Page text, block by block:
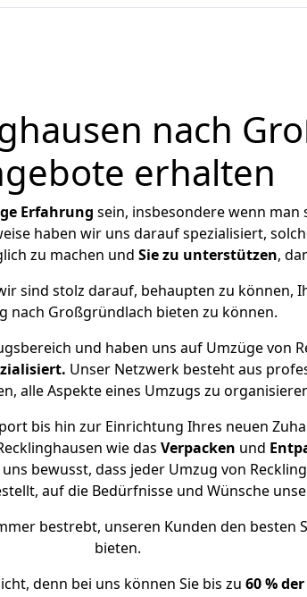
nach
erhalten
Erfahrung sein, insbesondere wenn man
haben wir uns darauf spezialisiert,
zu machen und Sie zu unterstützen,
sind stolz darauf, behaupten zu können,
nach Großgründlach bieten zu können.
und haben uns auf Umzüge von
Unser Netzwerk besteht aus
alle Aspekte eines Umzugs zu
bis hin zur Einrichtung Ihres neuen
wie das Verpacken und
bewusst, dass jeder Umzug von
auf die Bedürfnisse und Wünsche
bestrebt, unseren Kunden den besten
bieten.
denn bei uns können Sie bis zu 60 %